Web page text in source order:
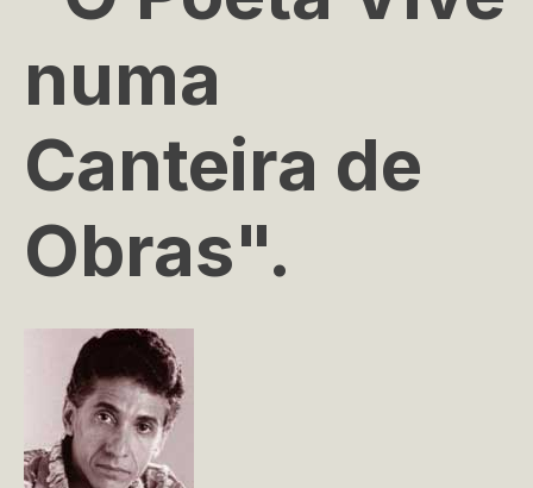
numa
Canteira de
Obras".